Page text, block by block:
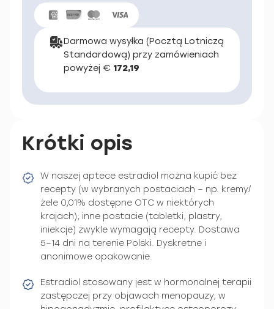
Darmowa wysyłka (Pocztą Lotniczą
Standardową) przy zamówieniach
powyżej € 172,19
Krótki opis
W naszej aptece estradiol można kupić bez
recepty (w wybranych postaciach – np. kremy/
żele 0,01% dostępne OTC w niektórych
krajach); inne postacie (tabletki, plastry,
iniekcje) zwykle wymagają recepty. Dostawa
5–14 dni na terenie Polski. Dyskretne i
anonimowe opakowanie.
Estradiol stosowany jest w hormonalnej terapii
zastępczej przy objawach menopauzy, w